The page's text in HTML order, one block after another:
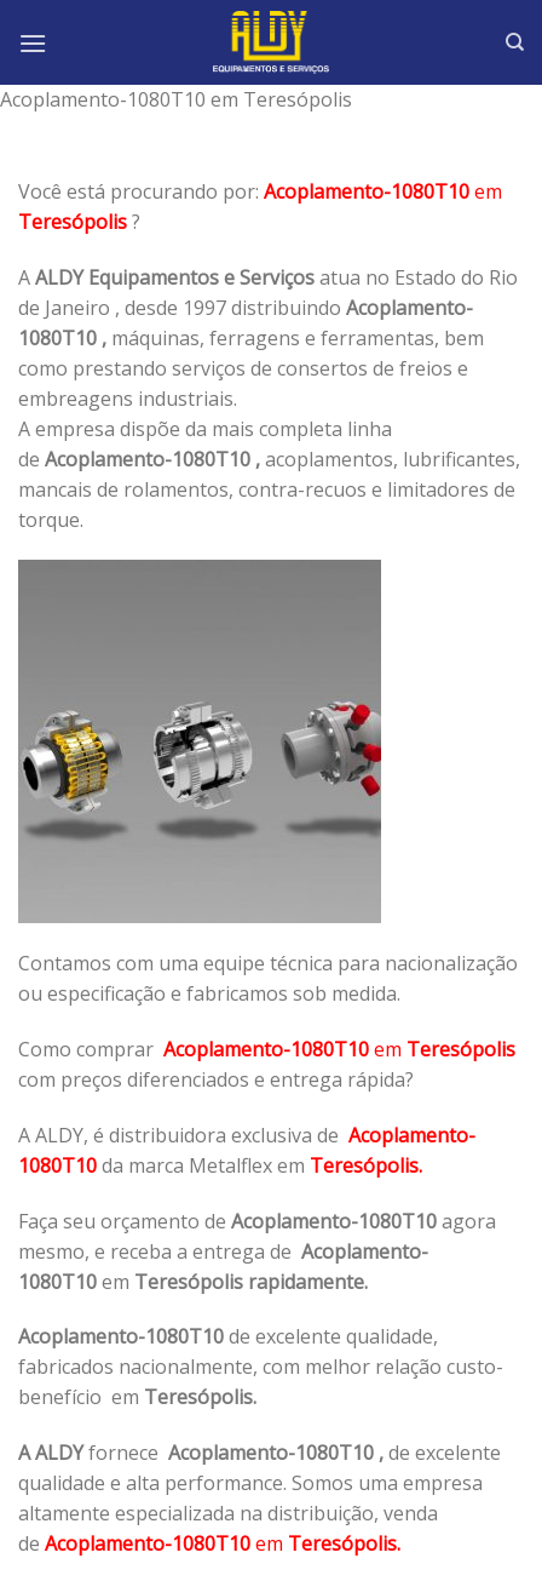
Acoplamento-1080T10 em Teresópolis
Você está procurando por: Acoplamento-1080T10em
Teresópolis?
AALDY Equipamentos e Serviçosatua no Estado do Rio
de Janeiro , desde 1997 distribuindo Acoplamento-
1080T10 , máquinas, ferragens e ferramentas, bem
como prestando serviços de consertos de freios e
embreagens industriais.
A empresa dispõe da mais completa linha
de Acoplamento-1080T10 ,acoplamentos, lubrificantes,
mancais de rolamentos, contra-recuos e limitadores de
torque.
Contamos com uma equipe técnica para nacionalização
ou especificação e fabricamos sob medida.
Como comprar Acoplamento-1080T10em Teresópolis
com preços diferenciados e entrega rápida?
A ALDY, é distribuidora exclusiva de Acoplamento-
1080T10da marca Metalflex em Teresópolis.
Faça seu orçamento de Acoplamento-1080T10agora
mesmo, e receba a entrega de Acoplamento-
1080T10em Teresópolis rapidamente.
Acoplamento-1080T10de excelente qualidade,
fabricados nacionalmente, com melhor relação custo-
benefício em Teresópolis.
A ALDYfornece Acoplamento-1080T10 ,de excelente
qualidade e alta performance. Somos uma empresa
altamente especializada na distribuição, venda
de Acoplamento-1080T10em Teresópolis.